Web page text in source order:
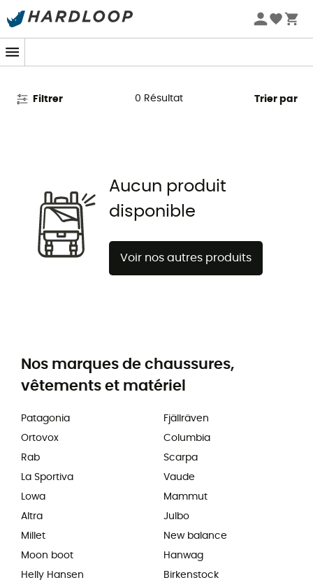
Promos d'été 🔥 -5 % EXTRA dès 2 produits* code Summer5
Pantalons de ski O'Neill
Filtrer 0 Résultat Trier par
Aucun produit
disponible
Voir nos autres produits
Nos marques de chaussures,
vêtements et matériel
Patagonia
Ortovox
Rab
La Sportiva
Lowa
Altra
Millet
Moon boot
Helly Hansen
Fjällräven
Columbia
Scarpa
Vaude
Mammut
Julbo
New balance
Hanwag
Birkenstock